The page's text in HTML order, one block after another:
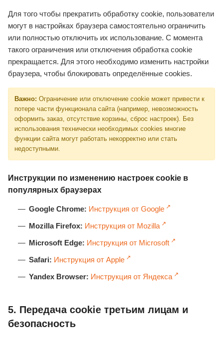
Для того чтобы прекратить обработку cookie, пользователи
могут в настройках браузера самостоятельно ограничить
или полностью отключить их использование. С момента
такого ограничения или отключения обработка cookie
прекращается. Для этого необходимо изменить настройки
браузера, чтобы блокировать определённые cookies.
Важно: Ограничение или отключение cookie может привести к
потере части функционала сайта (например, невозможность
оформить заказ, отсутствие корзины, сброс настроек). Без
использования технически необходимых cookies многие
функции сайта могут работать некорректно или стать
недоступными.
Инструкции по изменению настроек cookie в
популярных браузерах
Google Chrome: Инструкция от Google
Mozilla Firefox: Инструкция от Mozilla
Microsoft Edge: Инструкция от Microsoft
Safari: Инструкция от Apple
Yandex Browser: Инструкция от Яндекса
5. Передача cookie третьим лицам и
безопасность